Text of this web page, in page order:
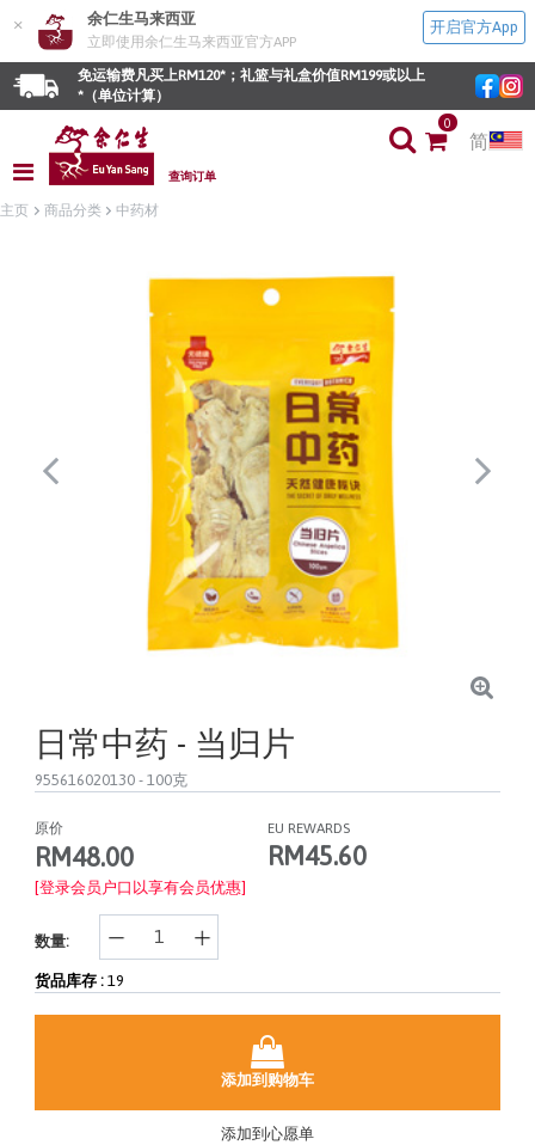
× 余仁生马来西亚
立即使用余仁生马来西亚官方APP
开启官方App
免运输费凡买上RM120*；礼篮与礼盒价值RM199或以上
*（单位计算）
查询订单
0
简
主页 商品分类 中药材
日常中药 - 当归片
955616020130 - 100克
原价
RM48.00
EU REWARDS
RM45.60
[登录会员户口以享有会员优惠]
数量:
货品库存 : 19
添加到购物车
添加到心愿单